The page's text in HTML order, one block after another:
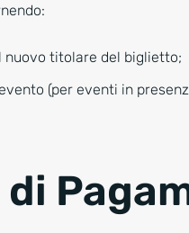
:
nuovo titolare del biglietto;
(per eventi in